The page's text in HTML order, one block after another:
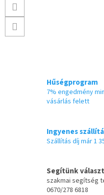
Hűségprogram
7% engedmény
vásárlás felett
Ingyenes
Szállítás díj már 1
Segítünk
szakmai segítség
0670/278 6818